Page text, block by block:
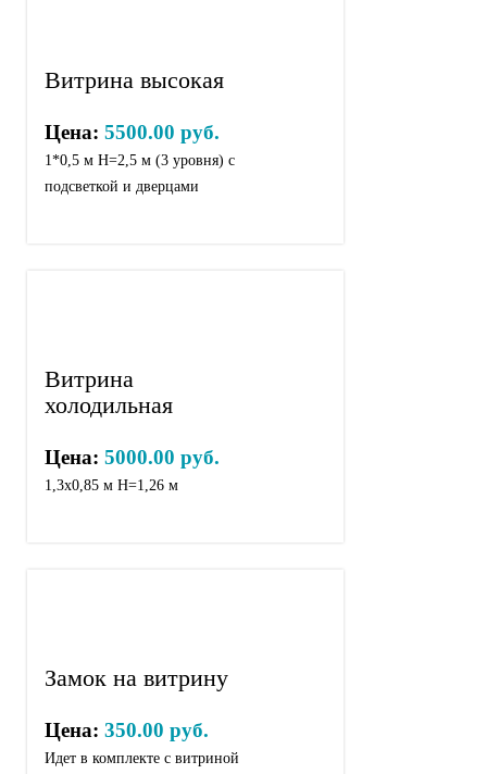
Витрина высокая
Цена:5500.00 руб.
1*0,5 м Н=2,5 м (3 уровня) с
подсветкой и дверцами
Витрина
холодильная
Цена:5000.00 руб.
1,3х0,85 м Н=1,26 м
Замок на витрину
Цена:350.00 руб.
Идет в комплекте с витриной